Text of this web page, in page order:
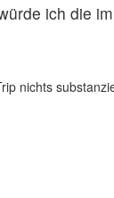
ich die
nichts